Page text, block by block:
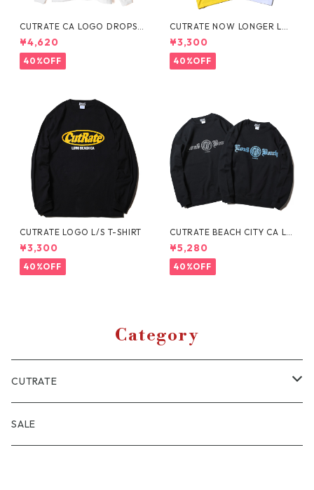
CUTRATE CA LOGO DROPSH
OULDER L/S TEE
¥4,620
40%OFF
CUTRATE NOW LONGER LAS
TING S/S T-SHIRT
¥3,300
40%OFF
CUTRATE LOGO L/S T-SHIRT
¥3,300
40%OFF
CUTRATE BEACH CITY CA L/
S SWEAT SHIRT
¥5,280
40%OFF
Category
CUTRATE
JACKET
SALE